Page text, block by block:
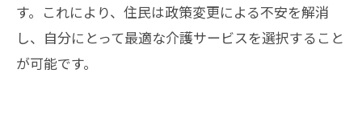
す。これにより、住民は政策変更による不安を解消
し、自分にとって最適な介護サービスを選択すること
が可能です。